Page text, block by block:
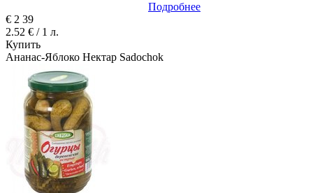
Подробнее
€ 2 39
2.52 € / 1 л.
Купить
Ананас-Яблоко Нектар Sadochok